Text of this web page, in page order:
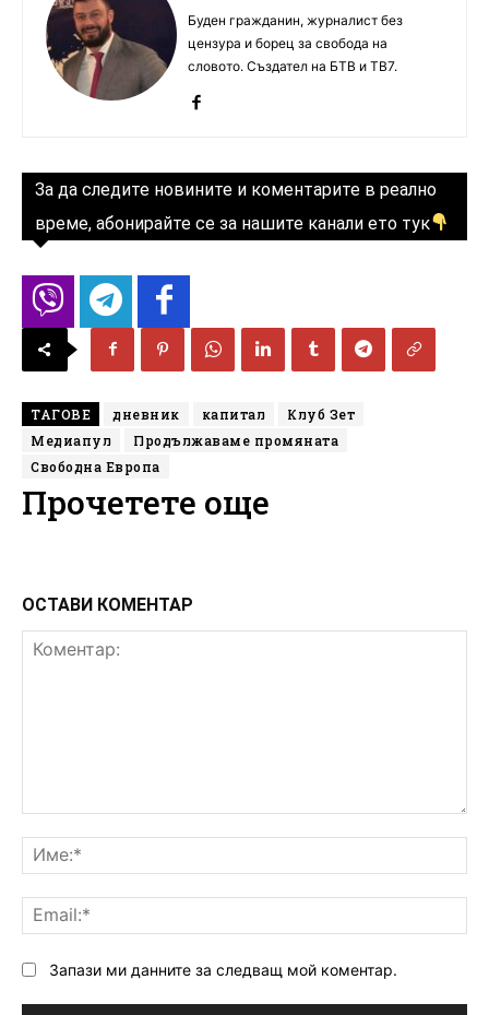
Буден гражданин, журналист без
цензура и борец за свобода на
словото. Създател на БТВ и ТВ7.
За да следите новините и коментарите в реално
време, абонирайте се за нашите канали ето тук
ТАГОВЕ дневник капитал
Клуб Зет
Медиапул
Продължаваме промяната
Свободна Европа
Прочетете още
ОСТАВИ КОМЕНТАР
Запази ми данните за следващ мой коментар.